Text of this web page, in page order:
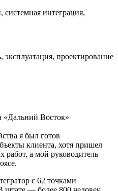
интеграция,
проектирование
«Дальний Восток»
я был готов
клиента, хотя пришел
а мой руководитель
с 62 точками